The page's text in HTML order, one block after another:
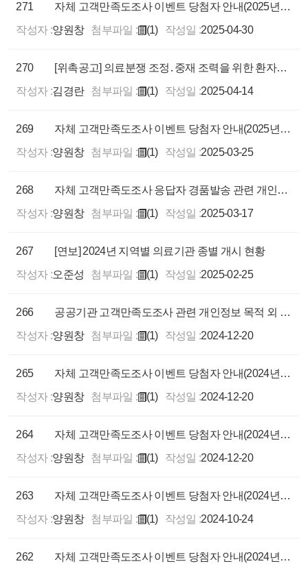
271
자체 고객만족도조사 이벤트 당첨자 안내(2025년 3월)
작성자 :양원창 첨부파일 : (1) 작성일 :2025-04-30
270
[위촉공고] 의료분쟁 조정․중재 조력을 위한 환자대변인 위촉계획 공고(마감:2025.4.30.)
작성자 :김경란 첨부파일 : (1) 작성일 :2025-04-14
269
자체 고객만족도조사 이벤트 당첨자 안내(2025년 1, 2월)
작성자 :양원창 첨부파일 : (1) 작성일 :2025-03-25
268
자체 고객만족도조사 응답자 경품발송 관련 개인정보 처리업무 위탁 알림
작성자 :양원창 첨부파일 : (1) 작성일 :2025-03-17
267
[연보] 2024년 지역별 의료기관 종별 개시 현황
작성자 :오준성 첨부파일 : (1) 작성일 :2025-02-25
266
공공기관 고객만족도조사 관련 개인정보 목적 외 이용 알림
작성자 :양원창 첨부파일 : (1) 작성일 :2024-12-20
265
자체 고객만족도조사 이벤트 당첨자 안내(2024년 11, 12월)
작성자 :양원창 첨부파일 : (1) 작성일 :2024-12-20
264
자체 고객만족도조사 이벤트 당첨자 안내(2024년 10월)
작성자 :양원창 첨부파일 : (1) 작성일 :2024-12-20
263
자체 고객만족도조사 이벤트 당첨자 안내(2024년 9월)
작성자 :양원창 첨부파일 : (1) 작성일 :2024-10-24
262
자체 고객만족도조사 이벤트 당첨자 안내(2024년 8월)